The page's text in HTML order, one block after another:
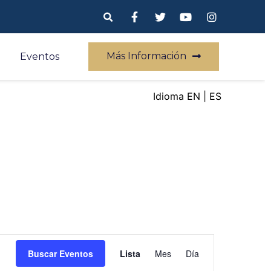
Eventos Más Información
EN ES
Buscar Eventos
de
Lista Mes Día